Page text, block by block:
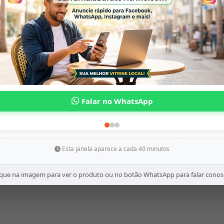
Esta janela aparece a cada 40 minutos
na imagem para ver o produto ou no botão WhatsApp para falar